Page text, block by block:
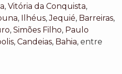
, Vitória da Conquista,
, Ilhéus,Jequié, Barreiras,
, Simões Filho, Paulo
, Candeias, Bahia, entre